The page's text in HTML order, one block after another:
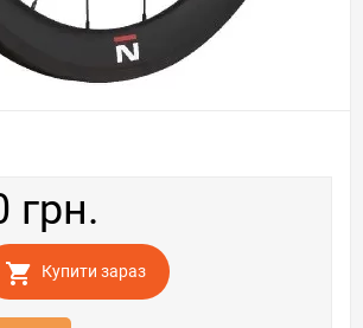
грн.
Купити зараз